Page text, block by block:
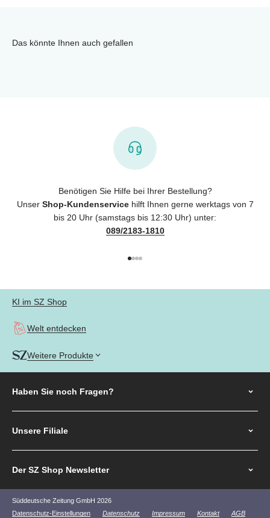
Das könnte Ihnen auch gefallen
Benötigen Sie Hilfe bei Ihrer Bestellung?
Unser Shop-Kundenservicehilft Ihnen gerne werktags von 7
bis 20 Uhr (samstags bis 12:30 Uhr) unter:
089/2183-1810
KI im SZ Shop
Welt entdecken
Weitere Produkte
Haben Sie noch Fragen?
Unsere Filiale
Der SZ Shop Newsletter
Süddeutsche Zeitung GmbH 2026
Datenschutz-Einstellungen
Datenschutz Impressum Kontakt AGB